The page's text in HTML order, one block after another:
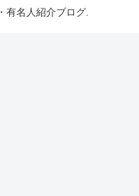
有名人紹介ブログ.